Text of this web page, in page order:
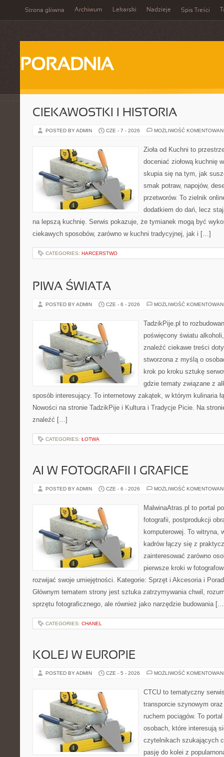
Strona główna Archiwum Lekarski Nadzieje Spis Treści
PORADNIA
CIEKAWOSTKI I HISTORIA
POSTED BY ADMIN CZE - 7 - 2026 MOŻLIWOŚĆ
Zioła od Kuchni to
doceniać ziołową kuchnię
skupia się na tym, jak
smak potraw, napojów,
przetworów. To zielnik
dodatkiem do dań, lecz
na lepszą kuchnię. Serwis pokazuje, że tymianek mogą być
ciekawych sposobów, zarówno w kuchni tradycyjnej, jak i […]
CATEGORIES: HARCERSTWO
PIWA ŚWIATA
POSTED BY ADMIN CZE - 6 - 2026 MOŻLIWOŚĆ
TadzikPije.pl to
poświęcony światu
znaleźć ciekawe treści
stworzona z myślą o
krok po kroku sztukę
gdzie tematy związane z
sposób interesujący. To internetowy zakątek, w którym kulinaria
Nowości na stronie TadzikPije i Kultura i Tradycje Picie. Na
znaleźć […]
CATEGORIES: ŁOTWA
AI W FOTOGRAFII I GRAFICE
POSTED BY ADMIN CZE - 6 - 2026 MOŻLIWOŚĆ
MalwinaAtras.pl to portal
fotografii, postprodukcji
komputerowej. To witryna,
kadrów łączy się z
zainteresować zarówno
pierwsze kroki w
rozwijać swoje umiejętności. Kategorie: Sprzęt i Akcesoria i
Głównym tematem strony jest sztuka zatrzymywania chwil,
sprzętu fotograficznego, ale również jako narzędzie budowania
CATEGORIES: CHANEL
KOLEJ W EUROPIE
POSTED BY ADMIN CZE - 5 - 2026 MOŻLIWOŚĆ
CTCU to tematyczny
transporcie szynowym
ruchem pociągów. To
osobach, które interesują
czytelnikach szukających
pasję do kolei z